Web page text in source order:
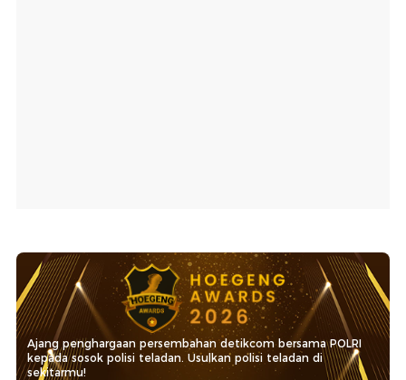
Ajang penghargaan persembahan detikcom bersama POLRI
kepada sosok polisi teladan. Usulkan polisi teladan di
sekitarmu!